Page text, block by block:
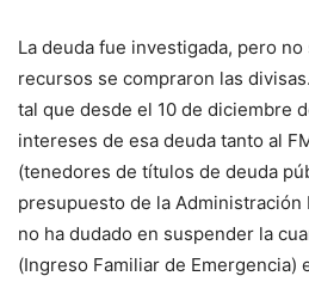
La deuda fue investigada, pero
recursos se compraron las
tal que desde el 10 de diciembre
intereses de esa deuda tanto al
(tenedores de títulos de deuda
presupuesto de la Administración
no ha dudado en suspender la
(Ingreso Familiar de Emergencia)